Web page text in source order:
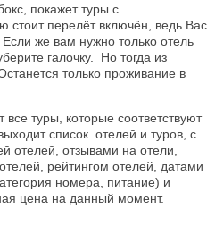
покажет туры с
перелёт включён, ведь Вас
же вам нужно только отель
галочку. Но тогда из
только проживание в
туры, которые соответствуют
список отелей и туров, с
отелей, отзывами на отели,
рейтингом отелей, датами
номера, питание) и
цена на данный момент.